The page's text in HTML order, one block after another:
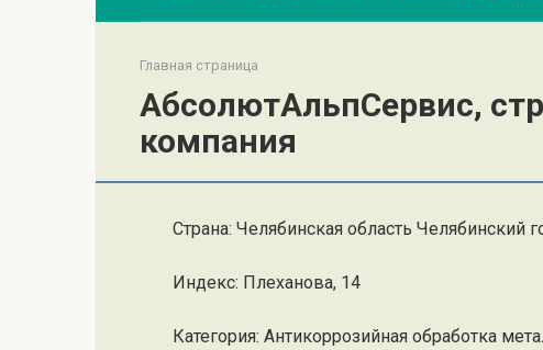
Главная страница
АбсолютАльпСервис,
компания
Страна: Челябинская область Челябинский
Индекс: Плеханова, 14
Категория: Антикоррозийная обработка